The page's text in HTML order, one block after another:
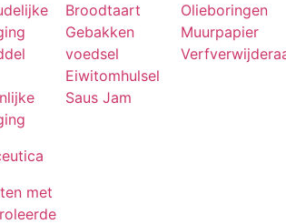
met
Broodtaart
Gebakken
voedsel
Eiwitomhulsel
Saus Jam
Olieboringen
Muurpapier